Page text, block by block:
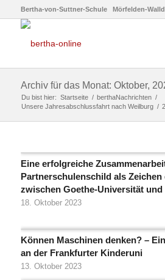
Bertha-von-Suttner-Schule Mörfelden-
Archiv für das Monat: Oktober,
Du bist hier: Startseite / berthaNachrichten /
Unsere Jahresabschlussfahrt nach Weilburg /
Eine erfolgreiche
Partnerschulenschild als
zwischen Goethe-Universität und
18. Oktober 2023
Können Maschinen denken? –
an der Frankfurter Kinderuni
13. Oktober 2023